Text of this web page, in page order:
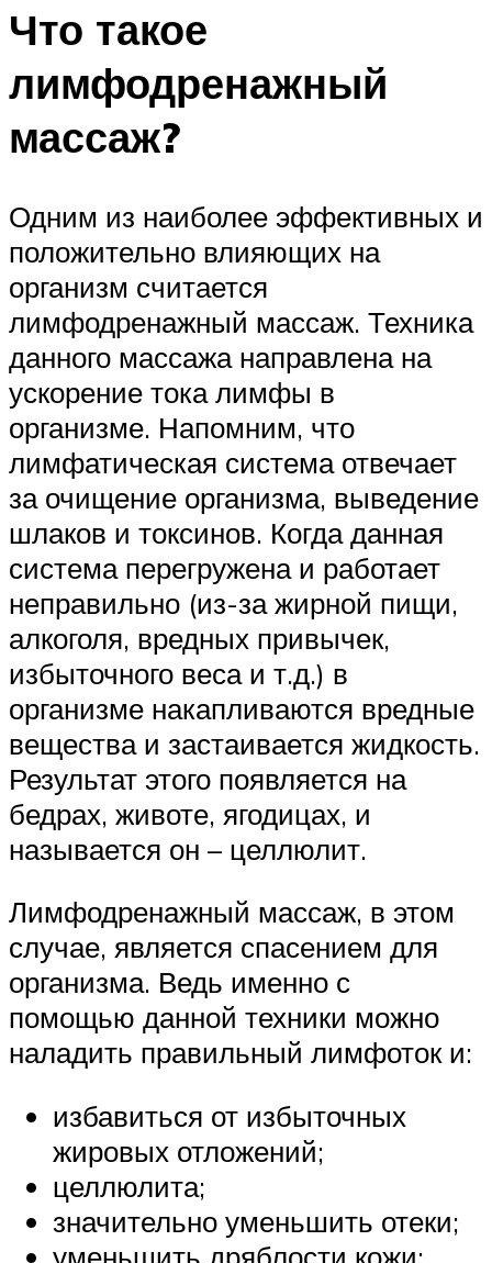
Что такое
лимфодренажный
массаж?
Одним из наиболее эффективных и
положительно влияющих на
организм считается
лимфодренажный массаж. Техника
данного массажа направлена на
ускорение тока лимфы в
организме. Напомним, что
лимфатическая система отвечает
за очищение организма, выведение
шлаков и токсинов. Когда данная
система перегружена и работает
неправильно (из-за жирной пищи,
алкоголя, вредных привычек,
избыточного веса и т.д.) в
организме накапливаются вредные
вещества и застаивается жидкость.
Результат этого появляется на
бедрах, животе, ягодицах, и
называется он – целлюлит.
Лимфодренажный массаж, в этом
случае, является спасением для
организма. Ведь именно с
помощью данной техники можно
наладить правильный лимфоток и:
избавиться от избыточных
жировых отложений;
целлюлита;
значительно уменьшить отеки;